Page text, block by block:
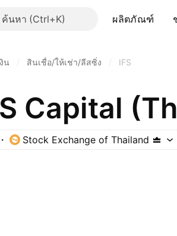
ค้นหา ผลิตภัณฑ์
น สินเชื่อ/ให้เช่า/ลีสซิ่ง IFS
Capital
Stock Exchange of Thailand